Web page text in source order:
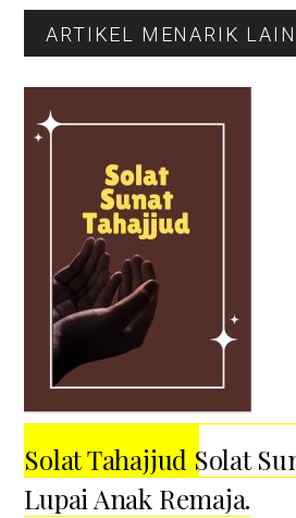
ARTIKEL MENARIK
Solat Tahajjud Solat
Lupai Anak Remaja.